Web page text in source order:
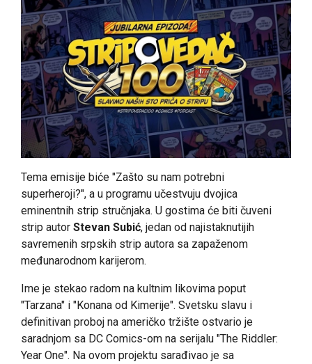
Tema emisije biće "Zašto su nam potrebni
superheroji?", a u programu učestvuju dvojica
eminentnih strip stručnjaka. U gostima će biti čuveni
strip autor Stevan Subić, jedan od najistaknutijih
savremenih srpskih strip autora sa zapaženom
međunarodnom karijerom.
Ime je stekao radom na kultnim likovima poput
"Tarzana" i "Konana od Kimerije". Svetsku slavu i
definitivan proboj na američko tržište ostvario je
saradnjom sa DC Comics-om na serijalu "The Riddler:
Year One". Na ovom projektu sarađivao je sa